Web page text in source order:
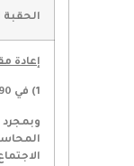
الحقبة
إعادة
1) في 1990 احتلت العراق شقيقتها الكويت، وقامت حرب تحرير الكويت التي انتهت بتحريرها في سبتمبر 1990.